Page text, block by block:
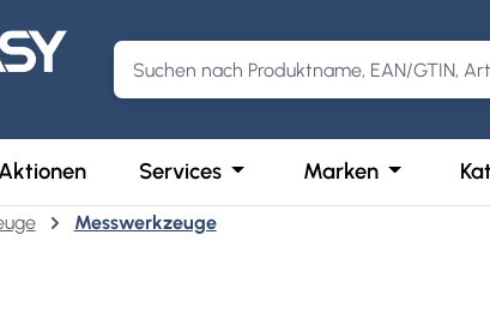
Schließe das Dropdown der Kategorie Produkte
Services Öffne oder Schließe das
Marken Öffne
Messwerkzeuge